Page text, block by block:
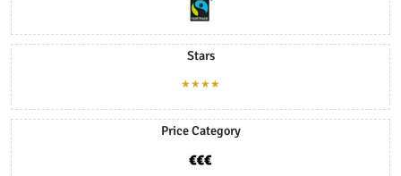
Stars
★★★★
Price Category